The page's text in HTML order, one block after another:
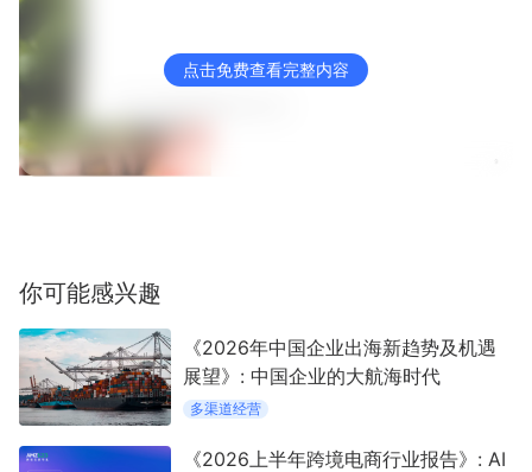
点击免费查看完整内容
你可能感兴趣
《2026年中国企业出海新趋势及机遇
展望》: 中国企业的大航海时代
多渠道经营
《2026上半年跨境电商行业报告》: AI